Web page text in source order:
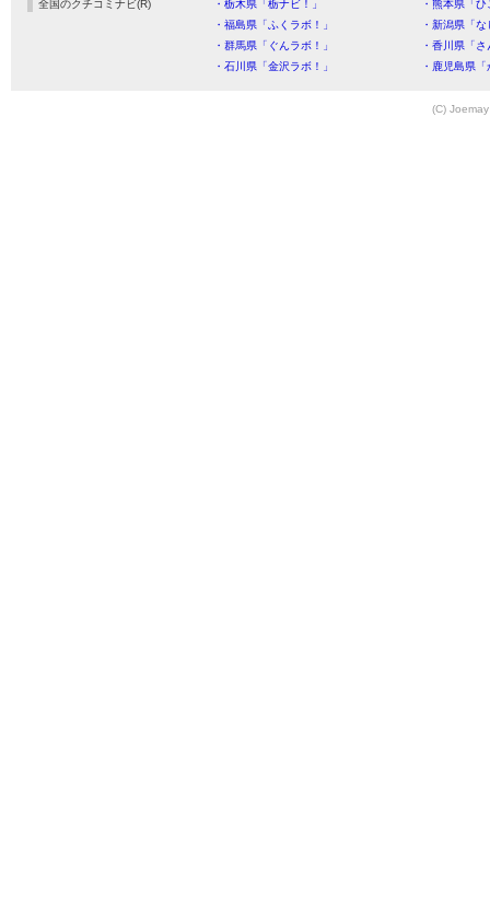
全国のクチコミナビ(R) ・栃木県「栃ナビ！」
・熊本県「
・福島県「ふくラボ！」
・新潟県「
・群馬県「ぐんラボ！」
・香川県「
・石川県「金沢ラボ！」
・鹿児島県
(C)